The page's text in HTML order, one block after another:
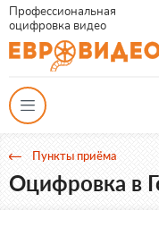
Профессиональная
оцифровка видео
Пункты приёма
Оцифровка в